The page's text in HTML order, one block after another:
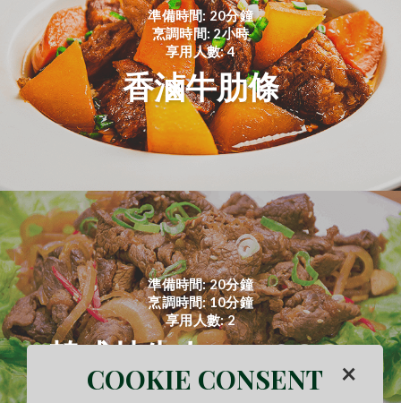
準備時間: 20分鐘
烹調時間: 2小時
享用人數: 4
香滷牛肋條
準備時間: 20分鐘
烹調時間: 10分鐘
享用人數: 2
韓式炒牛肉BULGOGI
COOKIE CONSENT ×